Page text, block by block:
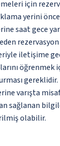
için
yerini
saat gece
iletişime
öğrenmek
gereklidir.
varışta
sağlanan
olabilir.